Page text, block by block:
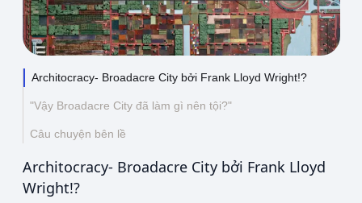
Thông tin liên hệ
Địa chỉ:209/8D QL13, Phường Bình Thạnh,
Thành Phố Hồ Chí Minh, Việt Nam
Email:funkystylemanage@gmail.com
Điện thoại:093 803 9170
Đăng nhập
Đăng ký
Architocracy- Broadacre City bởi Frank Lloyd Wright!?
"Vậy Broadacre City đã làm gì nên tội?"
Câu chuyện bên lề
Architocracy- Broadacre City bởi Frank Lloyd
Wright!?